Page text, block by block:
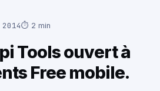
⏱ 2 min
Tools ouvert à
Free mobile.